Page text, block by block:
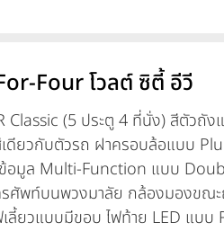
Four โวลต์ ซิตี้ อีวี
Classic (5 ประตู 4 ที่นั่ง) สีตัวถั
เดียวกับตัวรถ ฝาครอบล้อแบบ
อมูล Multi-Function แบบ
รศัพท์บนพวงมาลัย กล้องมองขณ
ลี้ยวแบบมีขอบ ไฟท้าย LED แบบ